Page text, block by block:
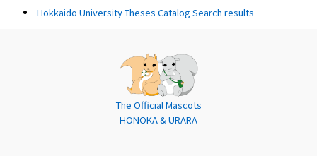
Hokkaido University Theses Catalog Search results
The Official Mascots
HONOKA & URARA